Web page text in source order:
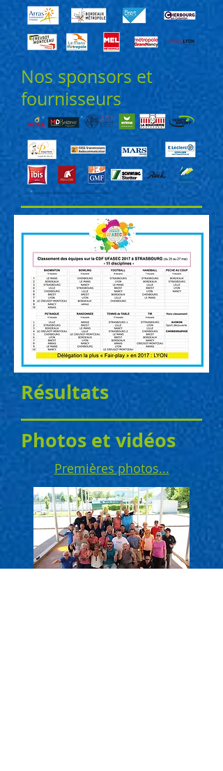
Nos sponsors et
fournisseurs
Résultats
Photos et vidéos
Premières photos...